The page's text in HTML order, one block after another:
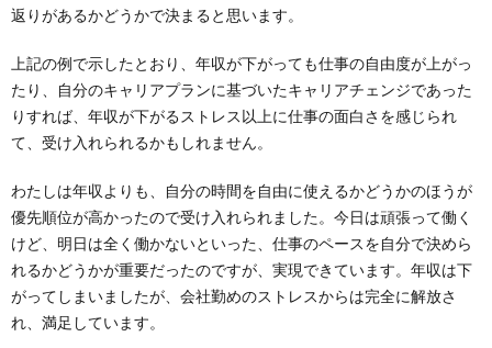
返りがあるかどうかで決まると思います。
上記の例で示したとおり、年収が下がっても仕事の自由度が上がっ
たり、自分のキャリアプランに基づいたキャリアチェンジであった
りすれば、年収が下がるストレス以上に仕事の面白さを感じられ
て、受け入れられるかもしれません。
わたしは年収よりも、自分の時間を自由に使えるかどうかのほうが
優先順位が高かったので受け入れられました。今日は頑張って働く
けど、明日は全く働かないといった、仕事のペースを自分で決めら
れるかどうかが重要だったのですが、実現できています。年収は下
がってしまいましたが、会社勤めのストレスからは完全に解放さ
れ、満足しています。